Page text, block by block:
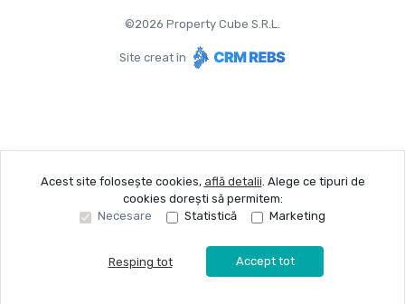
©2026 Property Cube S.R.L.
Site creat în
Acest site folosește cookies, află detalii. Alege ce tipuri de
cookies dorești să permitem:
Necesare
Statistică Marketing
Resping tot Accept tot